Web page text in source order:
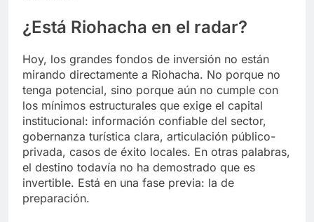
¿Está Riohacha en el radar?
Hoy, los grandes fondos de inversión no están
mirando directamente a Riohacha. No porque no
tenga potencial, sino porque aún no cumple con
los mínimos estructurales que exige el capital
institucional: información confiable del sector,
gobernanza turística clara, articulación público-
privada, casos de éxito locales. En otras palabras,
el destino todavía no ha demostrado que es
invertible. Está en una fase previa: la de
preparación.